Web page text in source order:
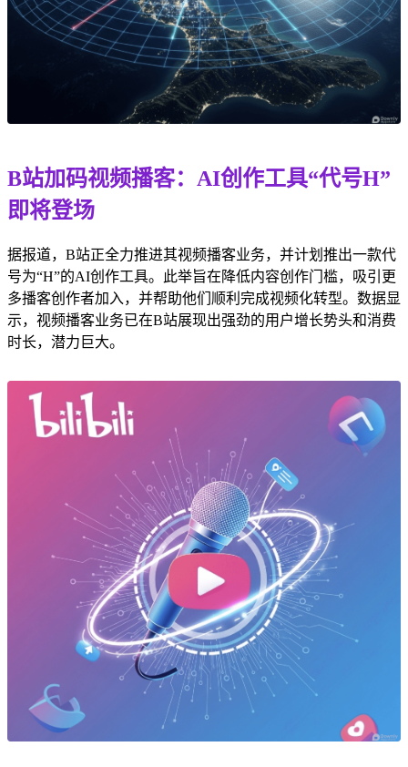
B站加码视频播客：AI创作工具“代号H”
即将登场
据报道，B站正全力推进其视频播客业务，并计划推出一款代
号为“H”的AI创作工具。此举旨在降低内容创作门槛，吸引更
多播客创作者加入，并帮助他们顺利完成视频化转型。数据显
示，视频播客业务已在B站展现出强劲的用户增长势头和消费
时长，潜力巨大。